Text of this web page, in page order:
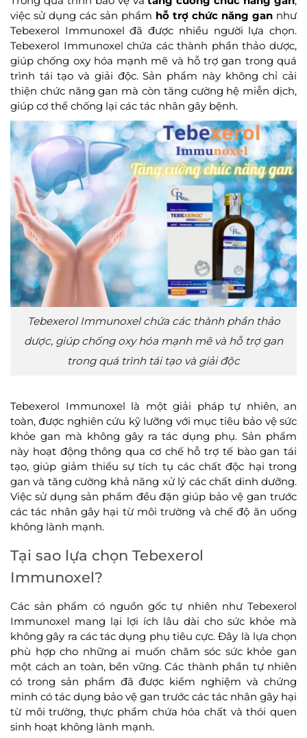
việc sử dụng các sản phẩm hỗ trợ chức năng gan như
Tebexerol Immunoxel đã được nhiều người lựa chọn.
Tebexerol Immunoxel chứa các thành phần thảo dược,
giúp chống oxy hóa mạnh mẽ và hỗ trợ gan trong quá
trình tái tạo và giải độc. Sản phẩm này không chỉ cải
thiện chức năng gan mà còn tăng cường hệ miễn dịch,
giúp cơ thể chống lại các tác nhân gây bệnh.
Tebexerol Immunoxel chứa các thành phần thảo
dược, giúp chống oxy hóa mạnh mẽ và hỗ trợ gan
trong quá trình tái tạo và giải độc
Tebexerol Immunoxel là một giải pháp tự nhiên, an
toàn, được nghiên cứu kỹ lưỡng với mục tiêu bảo vệ sức
khỏe gan mà không gây ra tác dụng phụ. Sản phẩm
này hoạt động thông qua cơ chế hỗ trợ tế bào gan tái
tạo, giúp giảm thiểu sự tích tụ các chất độc hại trong
gan và tăng cường khả năng xử lý các chất dinh dưỡng.
Việc sử dụng sản phẩm đều đặn giúp bảo vệ gan trước
các tác nhân gây hại từ môi trường và chế độ ăn uống
không lành mạnh.
Tại sao lựa chọn Tebexerol
Immunoxel?
Các sản phẩm có nguồn gốc tự nhiên như Tebexerol
Immunoxel mang lại lợi ích lâu dài cho sức khỏe mà
không gây ra các tác dụng phụ tiêu cực. Đây là lựa chọn
phù hợp cho những ai muốn chăm sóc sức khỏe gan
một cách an toàn, bền vững. Các thành phần tự nhiên
có trong sản phẩm đã được kiểm nghiệm và chứng
minh có tác dụng bảo vệ gan trước các tác nhân gây hại
từ môi trường, thực phẩm chứa hóa chất và thói quen
sinh hoạt không lành mạnh.